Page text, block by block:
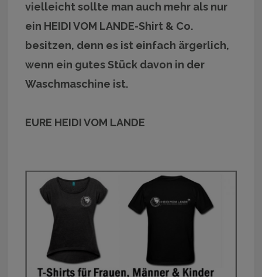
vielleicht sollte man auch mehr als nur
ein HEIDI VOM LANDE-Shirt & Co.
besitzen, denn es ist einfach ärgerlich,
wenn ein gutes Stück davon in der
Waschmaschine ist.
EURE HEIDI VOM LANDE